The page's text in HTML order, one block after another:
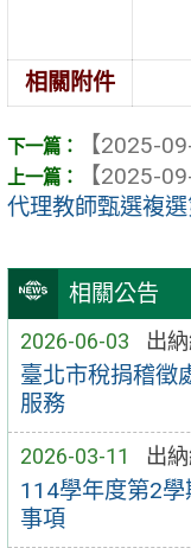
相關公告
2026-06-03 出
臺北市稅捐稽徵
服務
2026-03-11 出
114學年度第2
事項
相關附件
【2025-
【2025-
代理教師甄選複